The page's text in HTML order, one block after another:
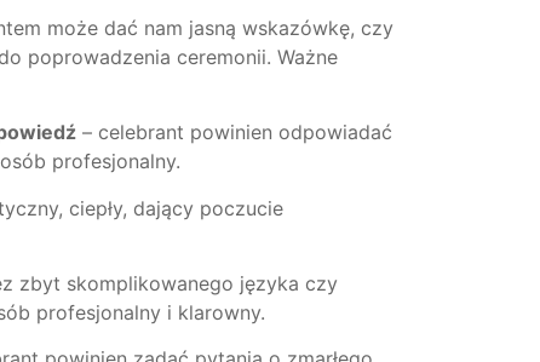
może dać nam jasną wskazówkę, czy
poprowadzenia ceremonii. Ważne
– celebrant powinien odpowiadać
profesjonalny.
ciepły, dający poczucie
zbyt skomplikowanego języka czy
profesjonalny i klarowny.